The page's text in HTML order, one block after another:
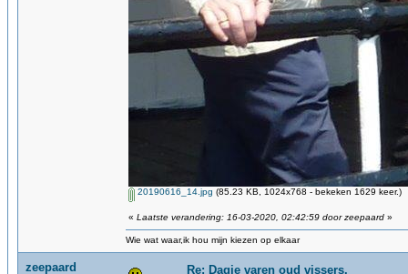
20190616_14.jpg (85.23 KB, 1024x768 - bekeken 1629 keer.)
« Laatste verandering: 16-03-2020, 02:42:59 door zeepaard »
Wie wat waar,ik hou mijn kiezen op elkaar
zeepaard Re: Dagje varen oud vissers.